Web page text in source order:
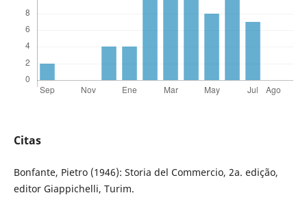
Citas
Bonfante, Pietro (1946): Storia del Commercio, 2a. edição,
editor Giappichelli, Turim.